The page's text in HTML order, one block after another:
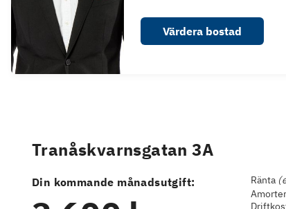
Värdera bostad
Tranåskvarnsgatan 3A
Din kommande månadsutgift: Ränta